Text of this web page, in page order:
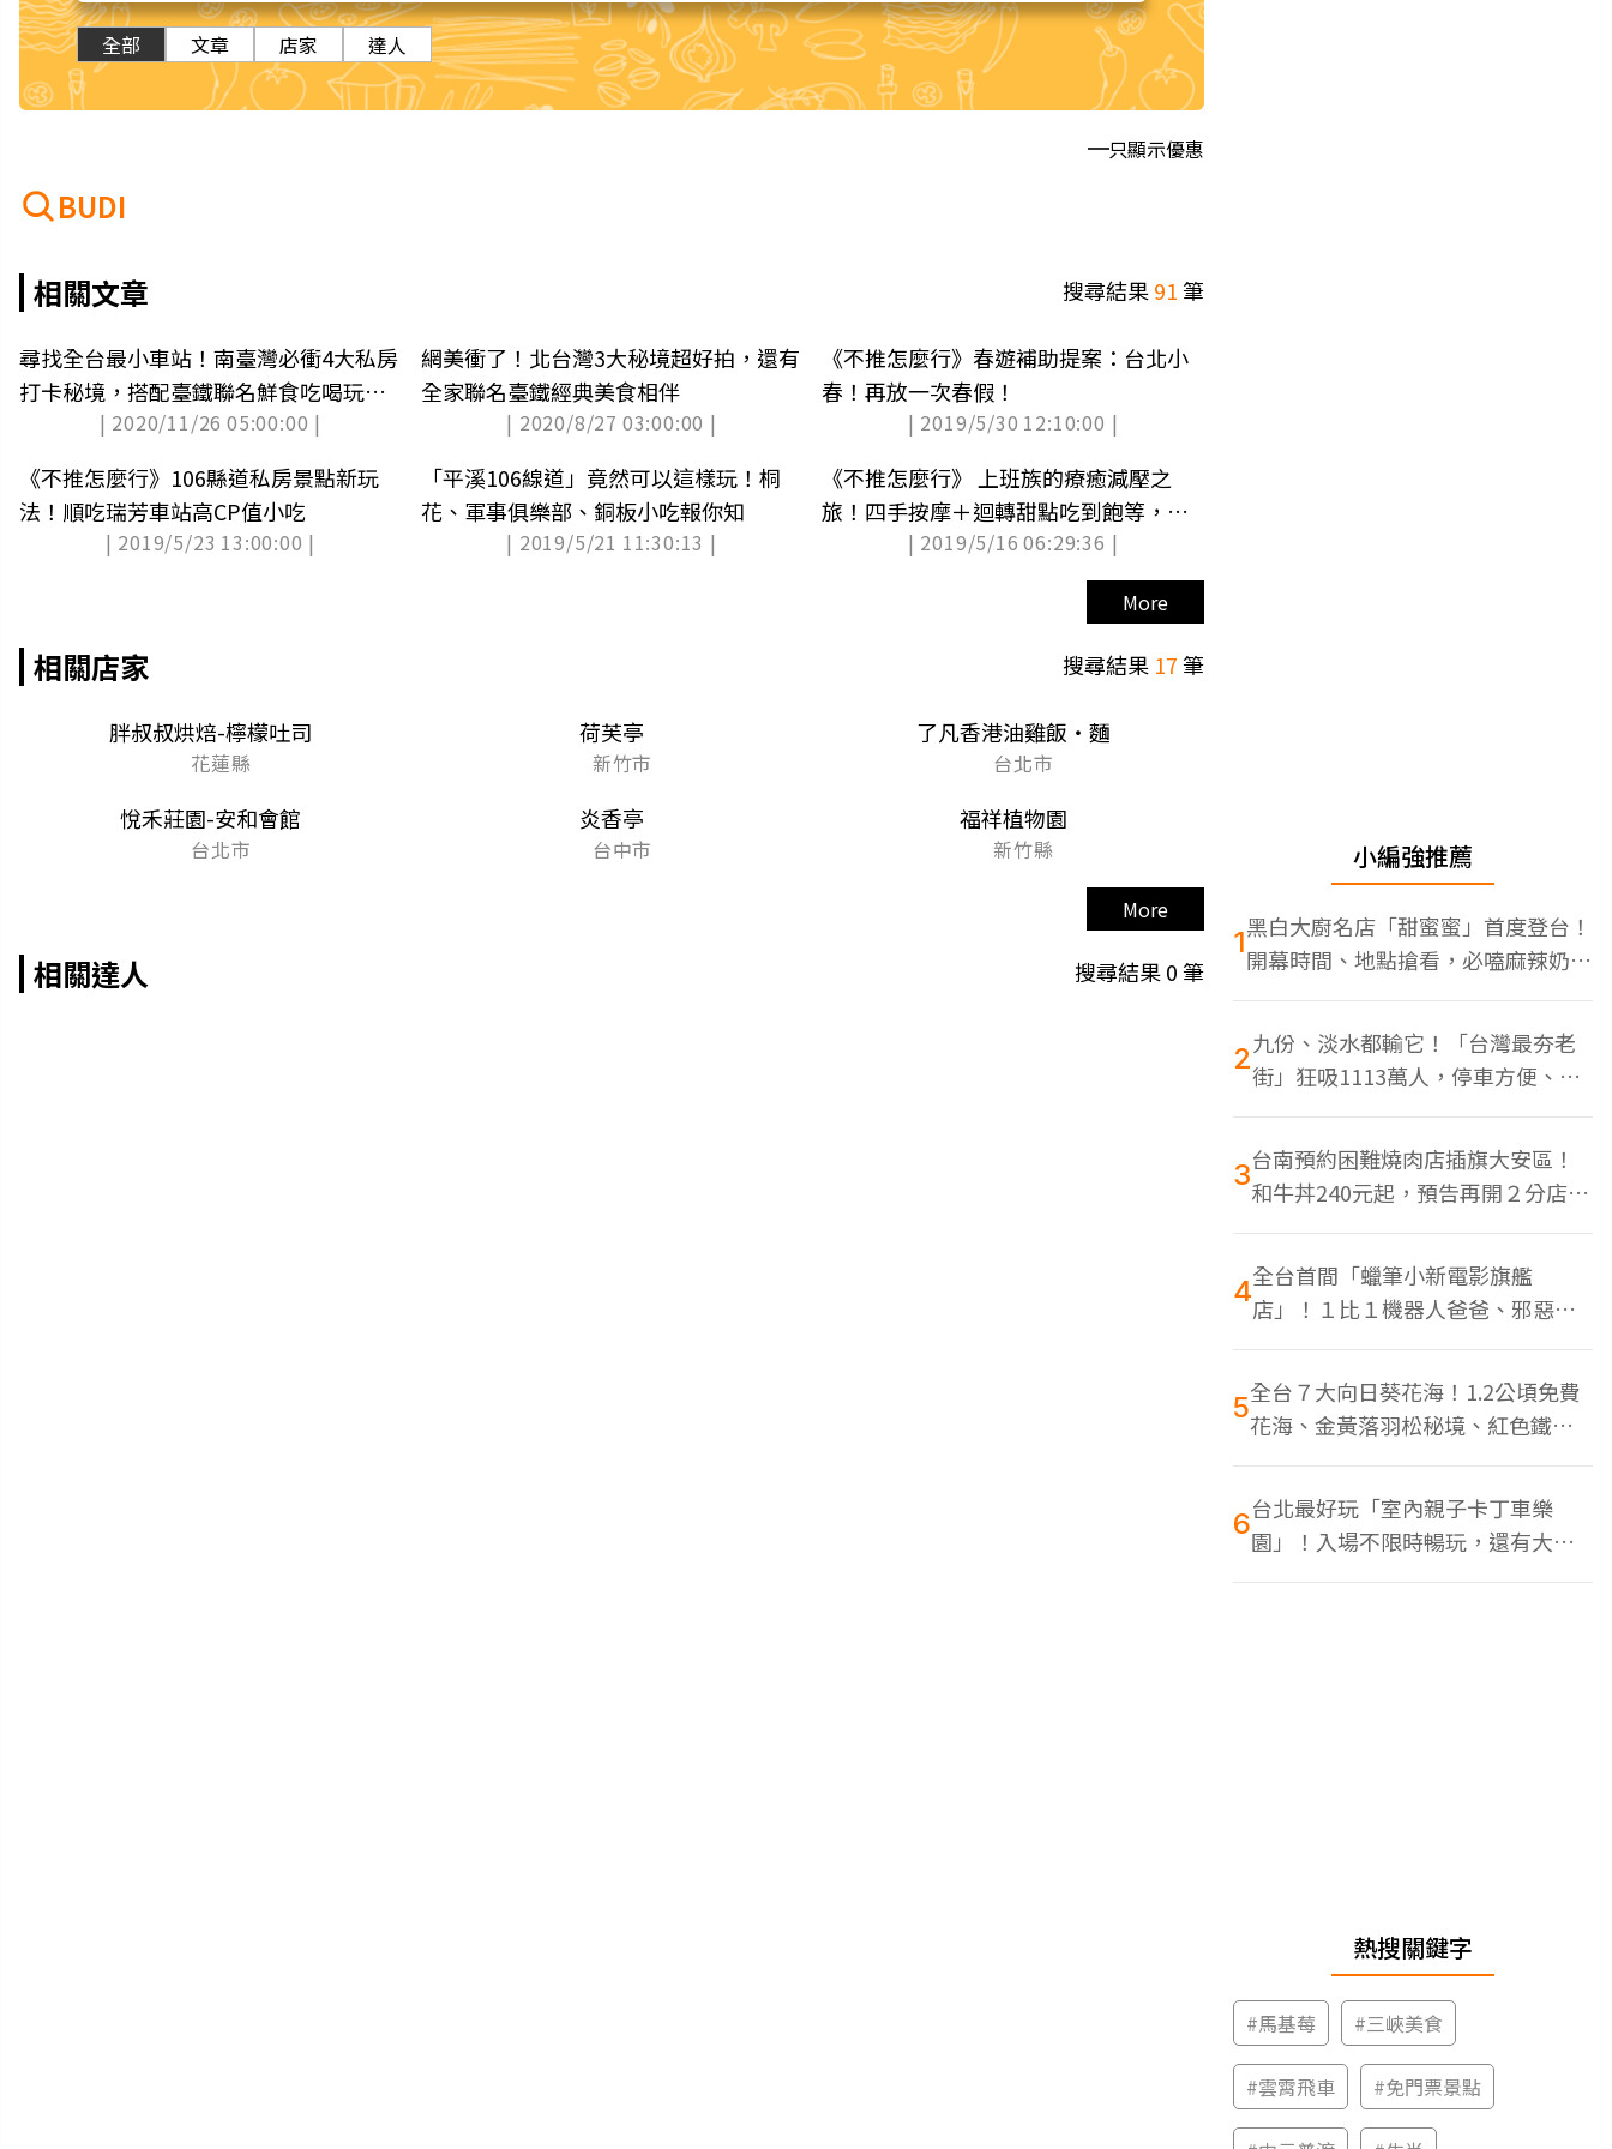
全部 文章 店家 達人
只顯示優惠
BUDI
相關文章 搜尋結果91筆
尋找全台最小車站！南臺灣必衝4大私房
打卡秘境，搭配臺鐵聯名鮮食吃喝玩樂
超過癮！| 2020/11/26 05:00:00 |
網美衝了！北台灣3大秘境超好拍，還有
全家聯名臺鐵經典美食相伴
| 2020/8/27 03:00:00 |
《不推怎麼行》春遊補助提案：台北小
春！再放一次春假！
| 2019/5/30 12:10:00 |
《不推怎麼行》106縣道私房景點新玩
法！順吃瑞芳車站高CP值小吃
| 2019/5/23 13:00:00 |
「平溪106線道」竟然可以這樣玩！桐
花、軍事俱樂部、銅板小吃報你知
| 2019/5/21 11:30:13 |
《不推怎麼行》 上班族的療癒減壓之
旅！四手按摩＋迴轉甜點吃到飽等，超
| 2019/5/16 06:29:36 |
More
相關店家 搜尋結果 17筆
胖叔叔烘焙-檸檬吐司
花蓮縣
荷芙亭
新竹市
了凡香港油雞飯‧麵
台北市
悅禾莊園-安和會館
台北市
炎香亭
台中市
福祥植物園
新竹縣
More
相關達人 搜尋結果0筆
小編強推薦
1黑白大廚名店「甜蜜蜜」首度登台！
開幕時間、地點搶看，必嗑麻辣奶油
蝦
2九份、淡水都輸它！「台灣最夯老
街」狂吸1113萬人，停車方便、特
色美食多
3台南預約困難燒肉店插旗大安區！
和牛丼240元起，預告再開２分店、
地點曝光
4全台首間「蠟筆小新電影旗艦
店」！１比１機器人爸爸、邪惡正
男，百款周邊買翻
5全台７大向日葵花海！1.2公頃免費
花海、金黃落羽松秘境、紅色鐵橋
同框
6台北最好玩「室內親子卡丁車樂
園」！入場不限時暢玩，還有大螢
幕Switch遊戲區
熱搜關鍵字
#馬基莓 #三峽美食
#雲霄飛車 #免門票景點